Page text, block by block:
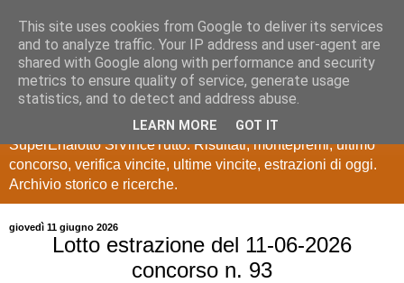
Estrazioni Lotto
SuperEnalotto
Ultime estrazioni di Lotto, SuperEnalotto, 10 e lotto,
SuperEnalotto SiVinceTutto. Risultati, montepremi, ultimo
concorso, verifica vincite, ultime vincite, estrazioni di oggi.
Archivio storico e ricerche.
giovedì 11 giugno 2026
Lotto estrazione del 11-06-2026
concorso n. 93
This site uses cookies from Google to deliver its services
and to analyze traffic. Your IP address and user-agent are
shared with Google along with performance and security
metrics to ensure quality of service, generate usage
statistics, and to detect and address abuse.
LEARN MORE GOT IT